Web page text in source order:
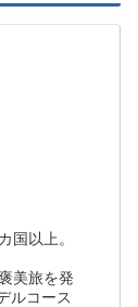
国以上。
美旅を発
ルコース